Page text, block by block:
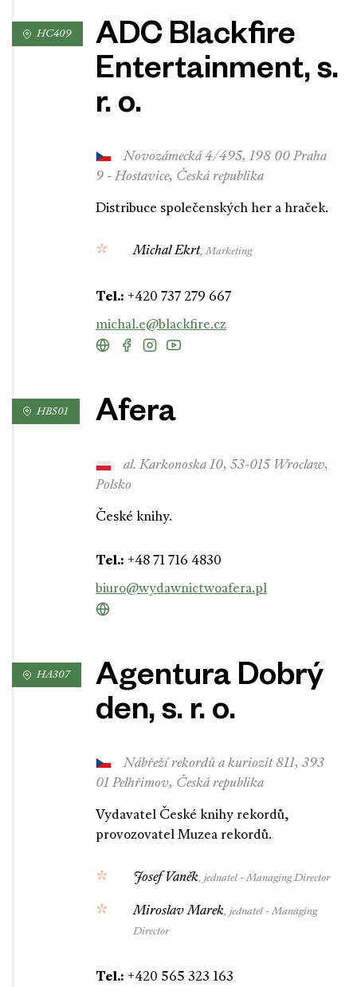
HC409
ADC Blackfire
Entertainment, s.
r. o.
Novozámecká 4/495, 198 00 Praha
9 - Hostavice, Česká republika
Distribuce společenských her a hraček.
Michal Ekrt, Marketing
Tel.: +420 737 279 667
michal.e@blackfire.cz
HB501 Afera
al. Karkonoska 10, 53-015 Wroclaw,
Polsko
České knihy.
Tel.: +48 71 716 4830
biuro@wydawnictwoafera.pl
HA307
Agentura Dobrý
den, s. r. o.
Nábřeží rekordů a kuriozit 811, 393
01 Pelhřimov, Česká republika
Vydavatel České knihy rekordů,
provozovatel Muzea rekordů.
Josef Vaněk, jednatel - Managing Director
Miroslav Marek, jednatel - Managing
Director
Tel.: +420 565 323 163